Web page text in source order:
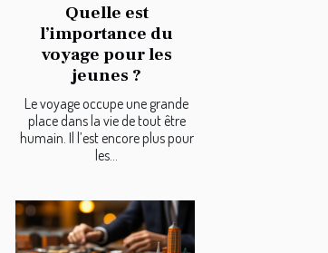
Quelle est
l’importance du
voyage pour les
jeunes ?
Le voyage occupe une grande
place dans la vie de tout être
humain. Il l’est encore plus pour
les...